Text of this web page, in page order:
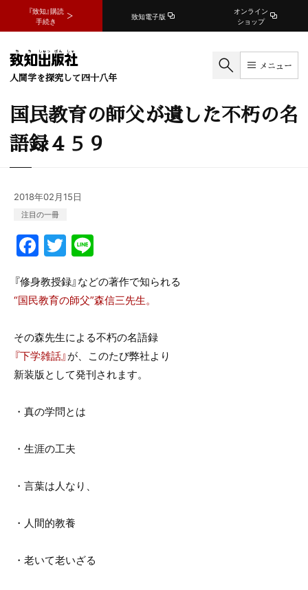
『致知』購読
手続き
致知電子版
オンライン
ショップ
人間学を探究して四十八年
メニュー
国民教育の師父が遺した不朽の名
語録４５９
2018年02月15日
注目の一冊
F
a
c
e
b
o
o
k
T
w
itt
er
e
『修身教授録』などの著作で知られる
“国民教育の師父”森信三先生。
その森先生による不朽の名語録
『下学雑話』が、このたび弊社より
新装版として発刊されます。
・真の学問とは
・生涯の工夫
・言葉は人なり、
・人間的教養
・老いて老いざる